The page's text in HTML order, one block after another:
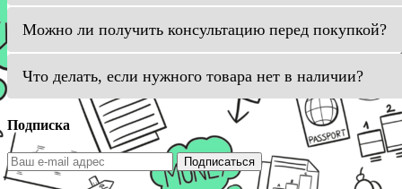
Можно ли получить консультацию перед покупкой?
Что делать, если нужного товара нет в наличии?
Подписка
Подписаться